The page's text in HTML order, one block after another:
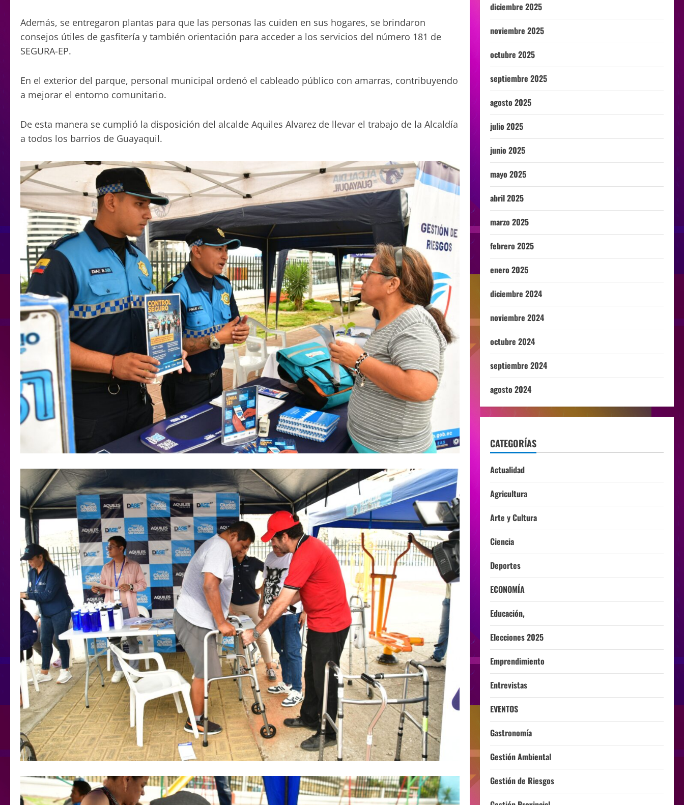
Además, se entregaron plantas para que las personas las cuiden en sus hogares, se brindaron
consejos útiles de gasfitería y también orientación para acceder a los servicios del número 181 de
SEGURA-EP.
En el exterior del parque, personal municipal ordenó el cableado público con amarras, contribuyendo
a mejorar el entorno comunitario.
De esta manera se cumplió la disposición del alcalde Aquiles Alvarez de llevar el trabajo de la Alcaldía
a todos los barrios de Guayaquil.
diciembre 2025
noviembre 2025
octubre 2025
septiembre 2025
agosto 2025
julio 2025
junio 2025
mayo 2025
abril 2025
marzo 2025
febrero 2025
enero 2025
diciembre 2024
noviembre 2024
octubre 2024
septiembre 2024
agosto 2024
CATEGORÍAS
Actualidad
Agricultura
Arte y Cultura
Ciencia
Deportes
ECONOMÍA
Educación,
Elecciones 2025
Emprendimiento
Entrevistas
EVENTOS
Gastronomía
Gestión Ambiental
Gestión de Riesgos